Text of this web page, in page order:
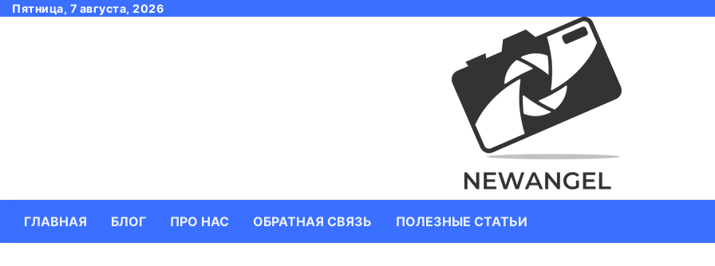
SkipПятница, 7 августа, 2026
ГЛАВНАЯ БЛОГ ПРО НАС ОБРАТНАЯ СВЯЗЬ ПОЛЕЗНЫЕ СТАТЬИ